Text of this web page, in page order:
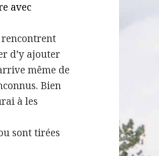
avec
rencontrent
d’y ajouter
même de
Bien
à les
sont tirées